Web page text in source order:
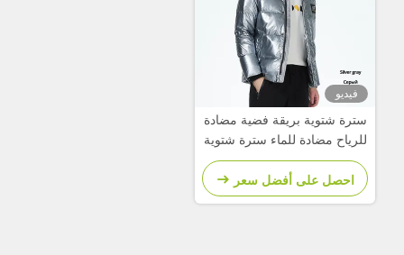
فيديو
سترة شتوية بريقة فضية مضادة
للرياح مضادة للماء سترة شتوية
قصيرة سميكة للرجال
احصل على أفضل سعر